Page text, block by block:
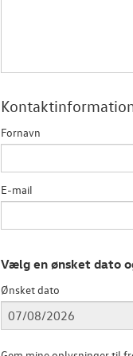
Fornavn
E-mail
Vælg en ønsket dato
Ønsket dato